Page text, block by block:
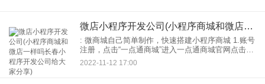
微店小程序开发公司(小程序商城和微店一样吗长春小程序开发公司给大家分享)
: 微商城自己简单制作，快速搭建小程序商城 1.账号
注册，点击“一点通商城”进入一点通商城官网点击右
上角“免费注册”即可免费注册账号；或者只需点击开
放链接：https://mall.yidian
2022-11-12 17:00